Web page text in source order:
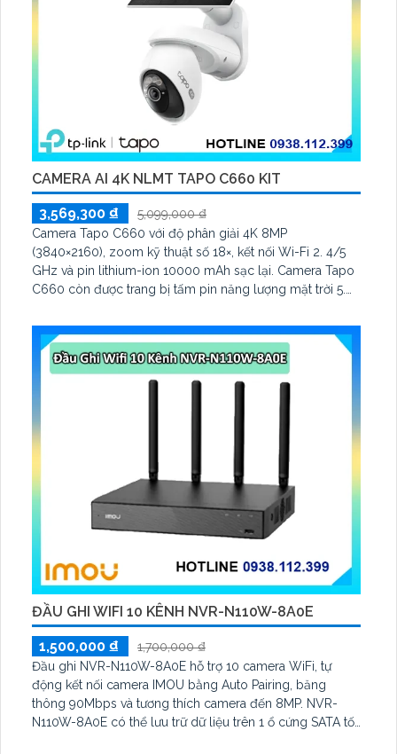
CAMERA AI 4K NLMT TAPO C660 KIT
3,569,300 ₫
5,099,000 ₫
Camera Tapo C660 với độ phân giải 4K 8MP
(3840×2160), zoom kỹ thuật số 18×, kết nối Wi-Fi 2. 4/5
GHz và pin lithium-ion 10000 mAh sạc lại. Camera Tapo
C660 còn được trang bị tấm pin năng lượng mặt trời 5.
tiện, lưu trữ thẻ microSD tối đa 512 GB
ĐẦU GHI WIFI 10 KÊNH NVR-N110W-8A0E
1,500,000 ₫
1,700,000 ₫
Đầu ghi NVR-N110W-8A0E hỗ trợ 10 camera WiFi, tự
động kết nối camera IMOU bằng Auto Pairing, băng
thông 90Mbps và tương thích camera đến 8MP. NVR-
N110W-8A0E có thể lưu trữ dữ liệu trên 1 ổ cứng SATA tối